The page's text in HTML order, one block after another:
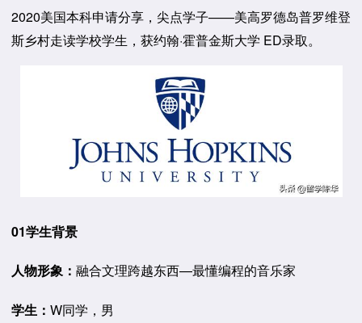
2020美国本科申请分享，尖点学子——美高罗德岛普罗维登
斯乡村走读学校学生，获约翰·霍普金斯大学 ED录取。
01学生背景
人物形象： 融合文理跨越东西—最懂编程的音乐家
学生： W同学，男